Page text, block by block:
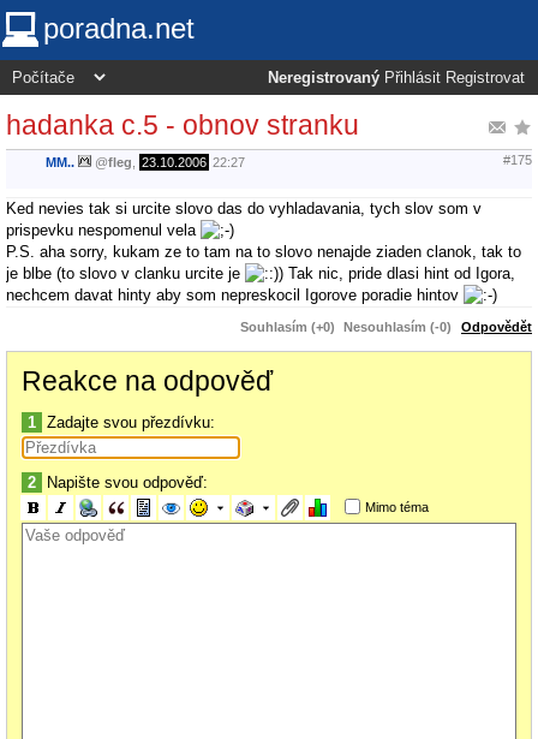
poradna.net
Neregistrovaný Přihlásit Registrovat
hadanka c.5 - obnov stranku
MM.. @fleg 23.10.2006 22:27 #175
Ked nevies tak si urcite slovo das do vyhladavania, tych slov som v
prispevku nespomenul vela
P.S. aha sorry, kukam ze to tam na to slovo nenajde ziaden clanok, tak to
je blbe (to slovo v clanku urcite je
) Tak nic, pride dlasi hint od Igora,
nechcem davat hinty aby som nepreskocil Igorove poradie hintov
Souhlasím (+0) Nesouhlasím (-0) Odpovědět
Reakce na odpověď
1 Zadajte svou přezdívku:
2 Napište svou odpověď:
Mimo téma